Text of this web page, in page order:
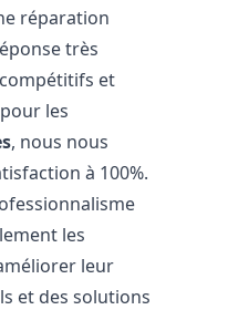
réparation
très
et
les
, nous nous
à 100%.
les
leur
et des solutions